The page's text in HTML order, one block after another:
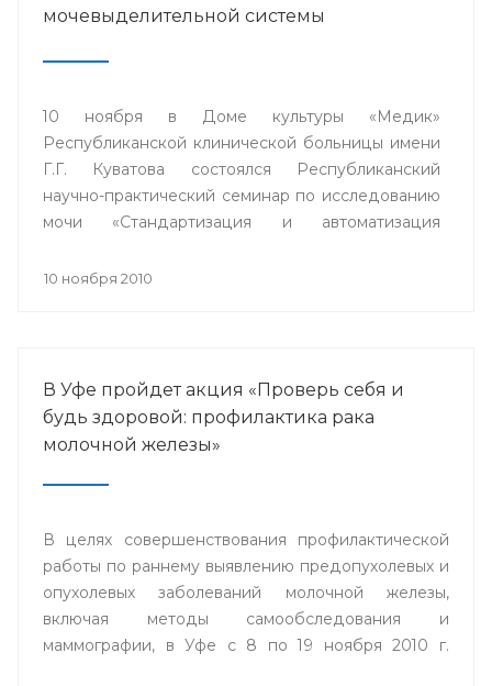
мочевыделительной системы
10 ноября в Доме культуры «Медик»
Республиканской клинической больницы имени
Г.Г. Куватова состоялся Республиканский
научно-практический семинар по исследованию
мочи «Стандартизация и автоматизация
исследования».
10 ноября 2010
В Уфе пройдет акция «Проверь себя и
будь здоровой: профилактика рака
молочной железы»
В целях совершенствования профилактической
работы по раннему выявлению предопухолевых и
опухолевых заболеваний молочной железы,
включая методы самообследования и
маммографии, в Уфе с 8 по 19 ноября 2010 г.